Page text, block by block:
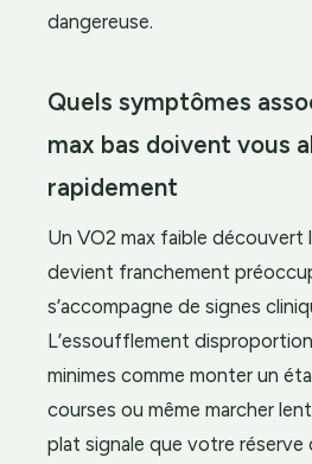
dangereuse.
Quels symptômes
max bas doivent vous
rapidement
Un VO2 max faible découvert
devient franchement
s’accompagne de signes
L’essoufflement
minimes comme monter un
courses ou même marcher
plat signale que votre réserve